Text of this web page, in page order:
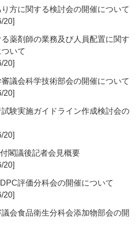
方に関する検討会の開催について
20]
薬剤師の業務及び人員配置に関す
いて
20]
議会科学技術部会の開催について
20]
験実施ガイドライン作成検討会の
20]
閣議後記者会見概要
20]
評価分科会の開催について
20]
会食品衛生分科会添加物部会の開